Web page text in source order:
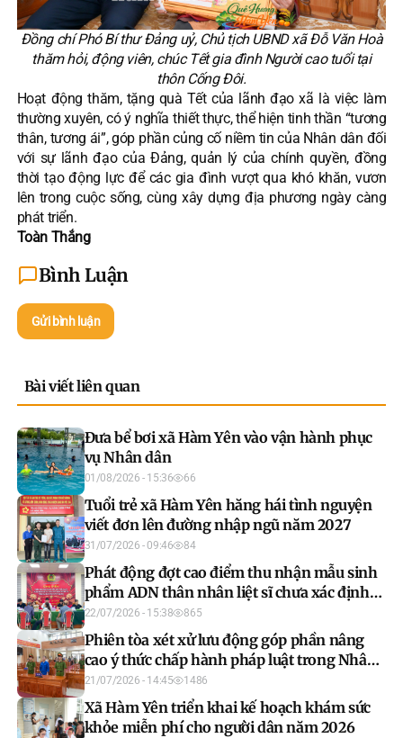
Đồng chí Phó Bí thư Đảng uỷ, Chủ tịch UBND xã Đỗ Văn Hoà
thăm hỏi, động viên, chúc Tết gia đình Người cao tuổi tại
thôn Cống Đôi.
Hoạt động thăm, tặng quà Tết của lãnh đạo xã là việc làm
thường xuyên, có ý nghĩa thiết thực, thể hiện tinh thần “tương
thân, tương ái”, góp phần củng cố niềm tin của Nhân dân đối
với sự lãnh đạo của Đảng, quản lý của chính quyền, đồng
thời tạo động lực để các gia đình vượt qua khó khăn, vươn
lên trong cuộc sống, cùng xây dựng địa phương ngày càng
phát triển.
Toàn Thắng
Bình Luận
Gửi bình luận
Bài viết liên quan
Đưa bể bơi xã Hàm Yên vào vận hành phục
vụ Nhân dân
01/08/2026 - 15:36 66
Tuổi trẻ xã Hàm Yên hăng hái tình nguyện
viết đơn lên đường nhập ngũ năm 2027
31/07/2026 - 09:46 84
Phát động đợt cao điểm thu nhận mẫu sinh
phẩm ADN thân nhân liệt sĩ chưa xác định
được thông tin
22/07/2026 - 15:38 865
Phiên tòa xét xử lưu động góp phần nâng
cao ý thức chấp hành pháp luật trong Nhân
dân
21/07/2026 - 14:45 1486
Xã Hàm Yên triển khai kế hoạch khám sức
khỏe miễn phí cho người dân năm 2026